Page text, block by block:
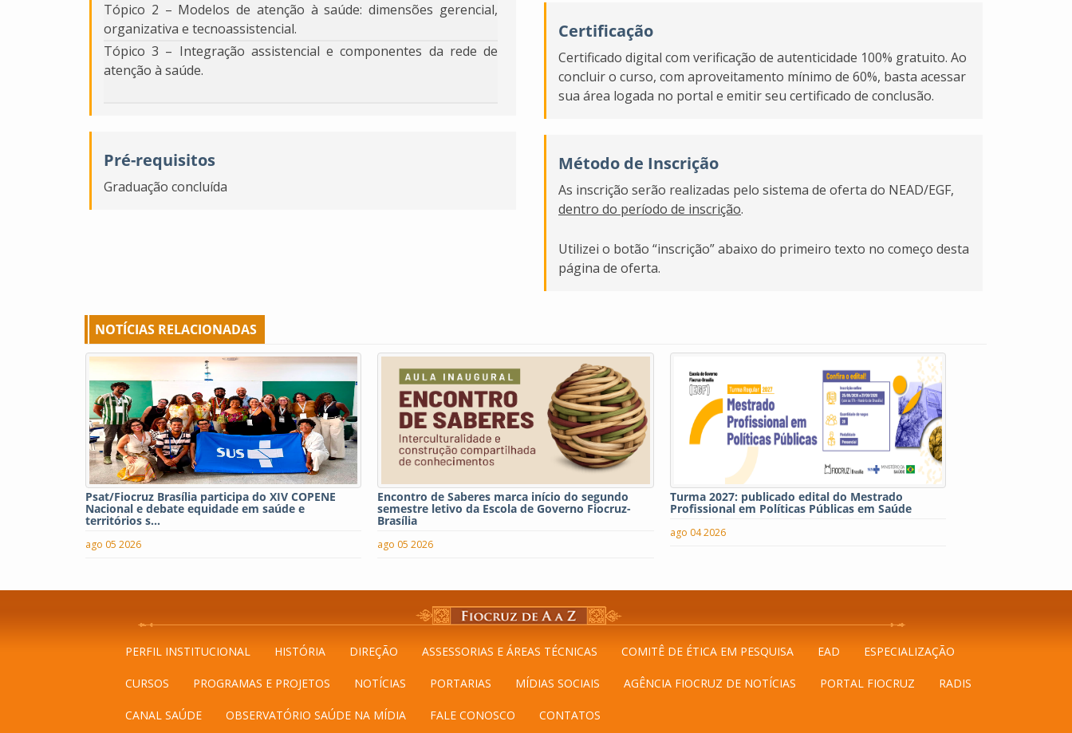
Tópico 2 – Modelos de atenção à saúde: dimensões gerencial,
organizativa e tecnoassistencial.
Tópico 3 – Integração assistencial e componentes da rede de
atenção à saúde.
Pré-requisitos
Graduação concluída
Certificação
Certificado digital com verificação de autenticidade 100% gratuito. Ao
concluir o curso, com aproveitamento mínimo de 60%, basta acessar
sua área logada no portal e emitir seu certificado de conclusão.
Método de Inscrição
As inscrição serão realizadas pelo sistema de oferta do NEAD/EGF,
dentro do período de inscrição.
Utilizei o botão “inscrição” abaixo do primeiro texto no começo desta
página de oferta.
NOTÍCIAS RELACIONADAS
Psat/Fiocruz Brasília participa do XIV COPENE
Nacional e debate equidade em saúde e
territórios s...
ago 05 2026
Encontro de Saberes marca início do segundo
semestre letivo da Escola de Governo Fiocruz-
Brasília
ago 05 2026
Turma 2027: publicado edital do Mestrado
Profissional em Políticas Públicas em Saúde
ago 04 2026
PERFIL INSTITUCIONAL HISTÓRIA DIREÇÃO ASSESSORIAS E ÁREAS TÉCNICAS COMITÊ DE ÉTICA EM PESQUISA EAD ESPECIALIZAÇÃO
CURSOS PROGRAMAS E PROJETOS NOTÍCIAS PORTARIAS MÍDIAS SOCIAIS AGÊNCIA FIOCRUZ DE NOTÍCIAS PORTAL FIOCRUZ RADIS
CANAL SAÚDE OBSERVATÓRIO SAÚDE NA MÍDIA FALE CONOSCO CONTATOS